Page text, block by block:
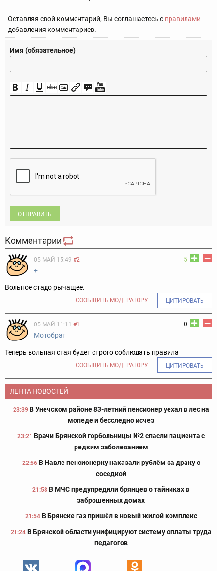
Оставляя свой комментарий, Вы соглашаетесь с правилами
добавления комментариев.
Имя (обязательное)
ОТПРАВИТЬ
Комментарии
5
05 МАЙ 15:49 #2
+
Вольное стадо рычащее.
СООБЩИТЬ МОДЕРАТОРУ ЦИТИРОВАТЬ
0
05 МАЙ 11:11 #1
Мотобрат
Теперь вольная стая будет строго соблюдать правила
СООБЩИТЬ МОДЕРАТОРУ ЦИТИРОВАТЬ
ЛЕНТА НОВОСТЕЙ
23:39 В Унечском районе 83-летний пенсионер уехал в лес на
мопеде и бесследно исчез
23:21 Врачи Брянской горбольницы №2 спасли пациента с
редким заболеванием
22:56 В Навле пенсионерку наказали рублём за драку с
соседкой
21:58 В МЧС предупредили брянцев о тайниках в
заброшенных домах
21:54 В Брянске газ пришёл в новый жилой комплекс
21:24 В Брянской области унифицируют систему оплаты труда
педагогов